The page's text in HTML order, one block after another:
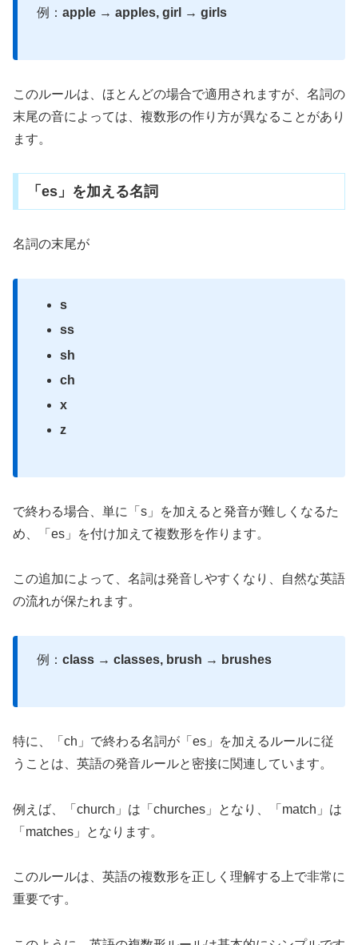
例： apple → apples, girl → girls
このルールは、ほとんどの場合で適用されますが、名詞の
末尾の音によっては、複数形の作り方が異なることがあり
ます。
「es」を加える名詞
名詞の末尾が
s
ss
sh
ch
x
z
で終わる場合、単に「s」を加えると発音が難しくなるた
め、「es」を付け加えて複数形を作ります。
この追加によって、名詞は発音しやすくなり、自然な英語
の流れが保たれます。
例： class → classes, brush → brushes
特に、「ch」で終わる名詞が「es」を加えるルールに従
うことは、英語の発音ルールと密接に関連しています。
例えば、「church」は「churches」となり、「match」は
「matches」となります。
このルールは、英語の複数形を正しく理解する上で非常に
重要です。